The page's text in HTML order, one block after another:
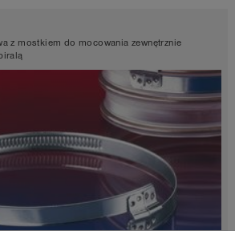
z mostkiem do mocowania zewnętrznie